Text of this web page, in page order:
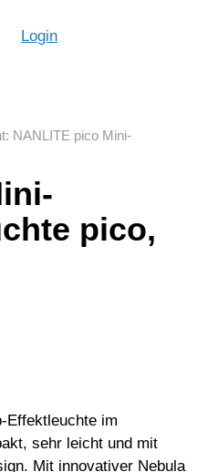
Login
: NANLITE pico Mini-
pico,
Effektleuchte im
sehr leicht und mit
Mit innovativer Nebula